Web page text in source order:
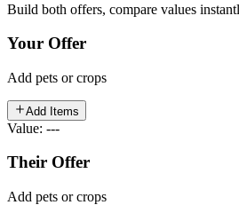
Build both offers, compare values
Your Offer
Add pets or crops
Add Items
Value: ---
Their Offer
Add pets or crops